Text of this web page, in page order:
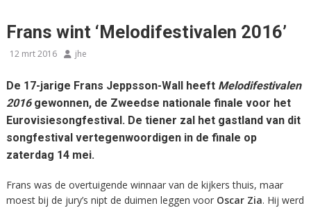
Frans wint ‘Melodifestivalen 2016’
12 mrt 2016 jhe
De 17-jarige Frans Jeppsson-Wall heeft Melodifestivalen
2016 gewonnen, de Zweedse nationale finale voor het
Eurovisiesongfestival. De tiener zal het gastland van dit
songfestival vertegenwoordigen in de finale op
zaterdag 14 mei.
Frans was de overtuigende winnaar van de kijkers thuis, maar
moest bij de jury’s nipt de duimen leggen voor Oscar Zia. Hij werd